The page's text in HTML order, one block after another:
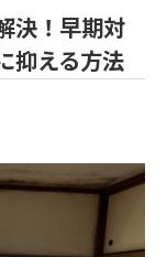
決！早期対
抑える方法